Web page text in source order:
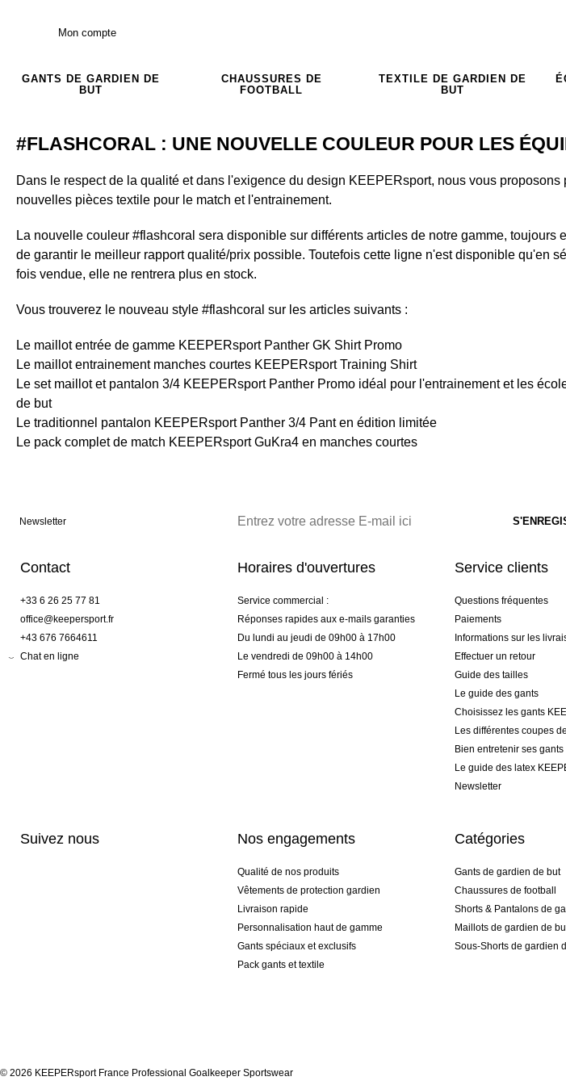
Mon compte
GANTS DE GARDIEN DE
BUT
CHAUSSURES DE
FOOTBALL
TEXTILE DE GARDIEN DE
BUT
#FLASHCORAL : UNE NOUVELLE COULEUR POUR LES
Dans le respect de la qualité et dans l'exigence du design KEEPERsport, nous vous proposons
nouvelles pièces textile pour le match et l'entrainement.
La nouvelle couleur #flashcoral sera disponible sur différents articles de notre gamme, toujours
de garantir le meilleur rapport qualité/prix possible. Toutefois cette ligne n'est disponible qu'en
fois vendue, elle ne rentrera plus en stock.
Vous trouverez le nouveau style #flashcoral sur les articles suivants :
Le maillot entrée de gamme KEEPERsport Panther GK Shirt Promo
Le maillot entrainement manches courtes KEEPERsport Training Shirt
Le set maillot et pantalon 3/4 KEEPERsport Panther Promo idéal pour l'entrainement et les
de but
Le traditionnel pantalon KEEPERsport Panther 3/4 Pant en édition limitée
Le pack complet de match KEEPERsport GuKra4 en manches courtes
Newsletter
Contact
+33 6 26 25 77 81
office@keepersport.fr
+43 676 7664611
Chat en ligne
Horaires d'ouvertures
Service commercial :
Réponses rapides aux e-mails garanties
Du lundi au jeudi de 09h00 à 17h00
Le vendredi de 09h00 à 14h00
Fermé tous les jours fériés
Service clients
Questions fréquentes
Paiements
Informations sur les
Effectuer un retour
Guide des tailles
Le guide des gants
Choisissez les gants
Les différentes coupes
Bien entretenir ses gants
Le guide des latex
Newsletter
Suivez nous Nos engagements
Qualité de nos produits
Vêtements de protection gardien
Livraison rapide
Personnalisation haut de gamme
Gants spéciaux et exclusifs
Pack gants et textile
Catégories
Gants de gardien de but
Chaussures de football
Shorts & Pantalons de
Maillots de gardien de
Sous-Shorts de gardien
© 2026 KEEPERsport France Professional Goalkeeper Sportswear